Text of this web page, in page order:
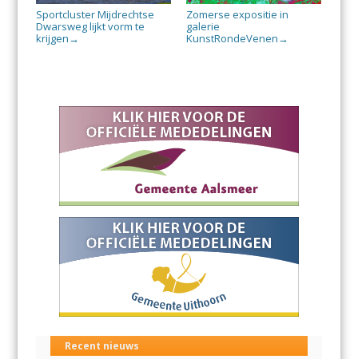
Sportcluster Mijdrechtse
Dwarsweg lijkt vorm te
krijgen →
Zomerse expositie in
galerie
KunstRondeVenen →
Recent nieuws